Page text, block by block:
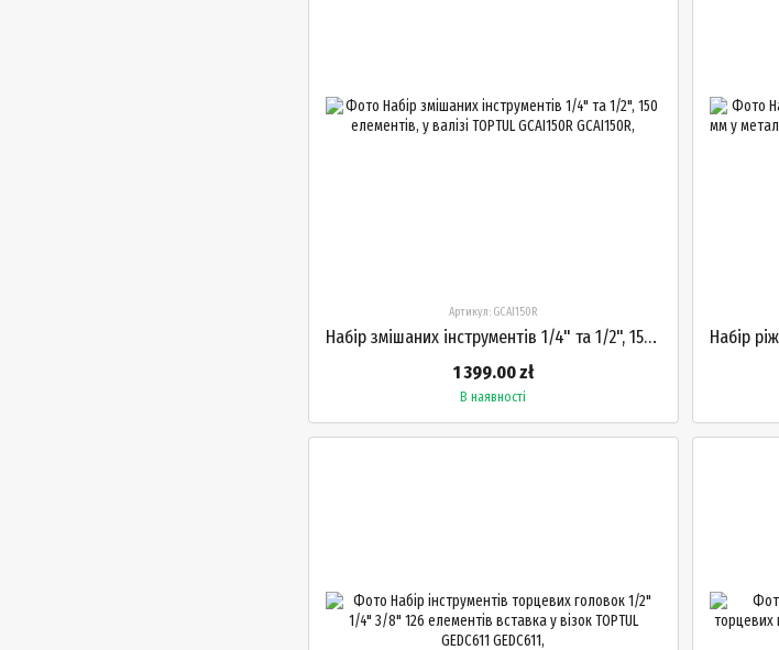
Артикул: GCAI150R
Набір змішаних інструментів 1/4" та 1/2", 150 елементів, у валізі TOPTUL GCAI150R
1 399.00 zł
В наявності